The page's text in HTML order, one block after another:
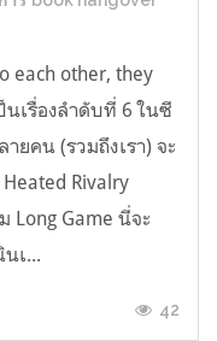
each other, they
นเรื่องลำดับที่ 6 ในซี
ยคน (รวมถึงเรา) จะ
Rivalry
Long Game นี่จะ
เ...
42